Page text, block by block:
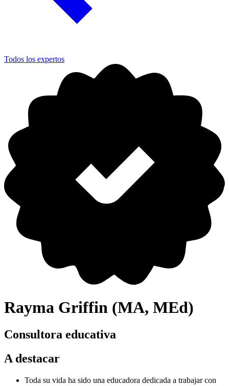
Todos los expertos
Rayma Griffin (MA, MEd)
Consultora educativa
A destacar
Toda su vida ha sido una educadora dedicada a trabajar con